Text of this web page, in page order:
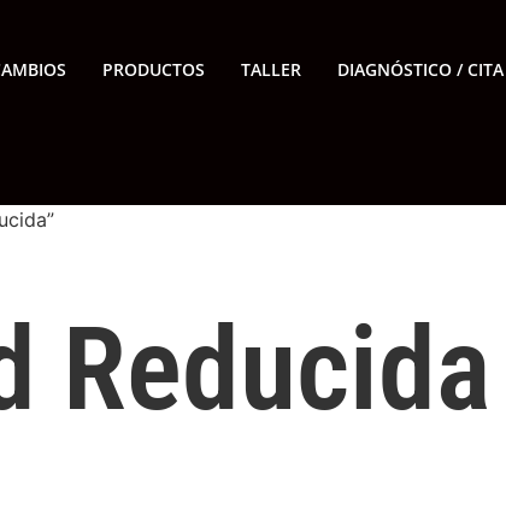
PRODUCTOS TALLER DIAGNÓSTICO / CITA
Reducida